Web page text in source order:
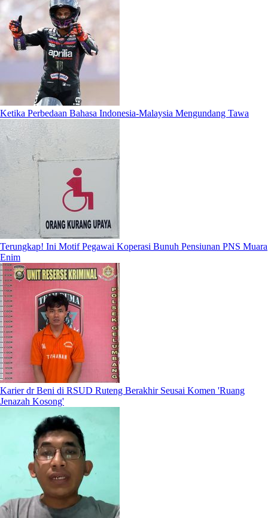
Ketika Perbedaan Bahasa Indonesia-Malaysia Mengundang Tawa
Terungkap! Ini Motif Pegawai Koperasi Bunuh Pensiunan PNS Muara
Enim
Karier dr Beni di RSUD Ruteng Berakhir Seusai Komen 'Ruang
Jenazah Kosong'